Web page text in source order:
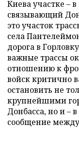
Киева участке –
связывающий
это участок
села
дорога в
важные трассы
отношению к
войск критично
остановить не
крупнейшими
Донбасса, но и –
сообщение